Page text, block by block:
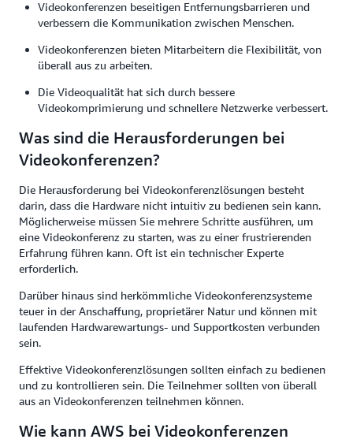
Videokonferenzen beseitigen Entfernungsbarrieren und
verbessern die Kommunikation zwischen Menschen.
Videokonferenzen bieten Mitarbeitern die Flexibilität, von
überall aus zu arbeiten.
Die Videoqualität hat sich durch bessere
Videokomprimierung und schnellere Netzwerke verbessert.
Was sind die Herausforderungen bei
Videokonferenzen?
Die Herausforderung bei Videokonferenzlösungen besteht
darin, dass die Hardware nicht intuitiv zu bedienen sein kann.
Möglicherweise müssen Sie mehrere Schritte ausführen, um
eine Videokonferenz zu starten, was zu einer frustrierenden
Erfahrung führen kann. Oft ist ein technischer Experte
erforderlich.
Darüber hinaus sind herkömmliche Videokonferenzsysteme
teuer in der Anschaffung, proprietärer Natur und können mit
laufenden Hardwarewartungs- und Supportkosten verbunden
sein.
Effektive Videokonferenzlösungen sollten einfach zu bedienen
und zu kontrollieren sein. Die Teilnehmer sollten von überall
aus an Videokonferenzen teilnehmen können.
Wie kann AWS bei Videokonferenzen